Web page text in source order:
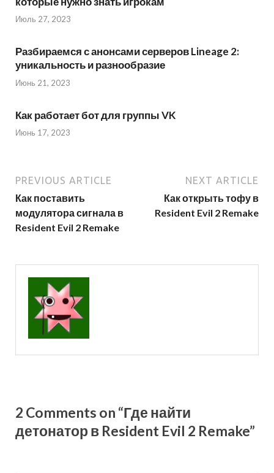
Июль 27, 2023
Разбираемся с анонсами серверов Lineage 2:
уникальность и разнообразие
Июнь 21, 2023
Как работает бот для группы VK
Июнь 17, 2023
PREVIOUS ARTICLE
Как поставить
модулятора сигнала в
Resident Evil 2 Remake
NEXT ARTICLE
Как открыть тофу в
Resident Evil 2 Remake
2 Comments on “Где найти
детонатор в Resident Evil 2 Remake”